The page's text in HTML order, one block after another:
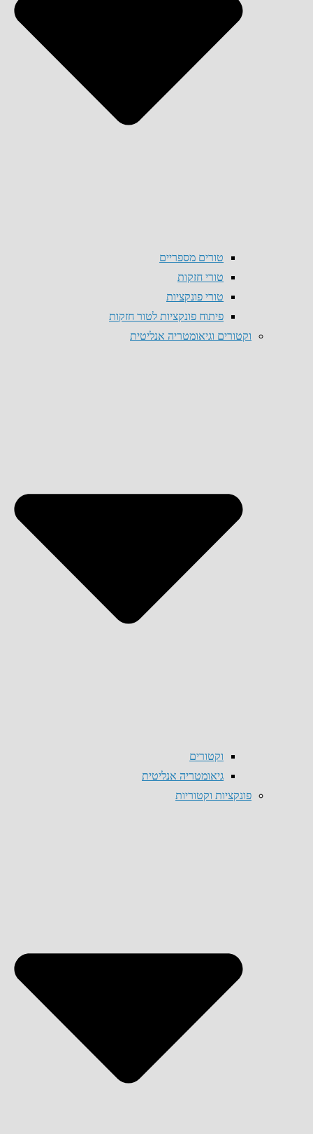
טורים מספריים
טורי חזקות
טורי פונקציות
פיתוח פונקציות לטור חזקות
וקטורים וגיאומטריה אנליטית
וקטורים
גיאומטריה אנליטית
פונקציות וקטוריות